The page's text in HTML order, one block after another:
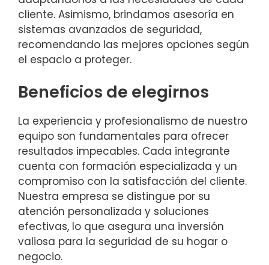
cliente. Asimismo, brindamos asesoría en
sistemas avanzados de seguridad,
recomendando las mejores opciones según
el espacio a proteger.
Beneficios de elegirnos
La experiencia y profesionalismo de nuestro
equipo son fundamentales para ofrecer
resultados impecables. Cada integrante
cuenta con formación especializada y un
compromiso con la satisfacción del cliente.
Nuestra empresa se distingue por su
atención personalizada y soluciones
efectivas, lo que asegura una inversión
valiosa para la seguridad de su hogar o
negocio.